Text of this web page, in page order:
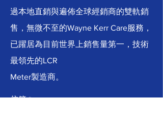
過本地直銷與遍佈全球經銷商的雙軌銷
售，無微不至的Wayne Kerr Care服務，
已躍居為目前世界上銷售量第一，技術
最領先的LCR
Meter製造商。
信箱